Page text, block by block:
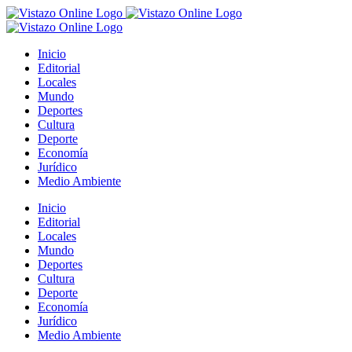
Saltar
al
Inicio
Editorial
Locales
Mundo
Deportes
Cultura
Deporte
Economía
Jurídico
Medio Ambiente
Inicio
Editorial
Locales
Mundo
Deportes
Cultura
Deporte
Economía
Jurídico
Medio Ambiente